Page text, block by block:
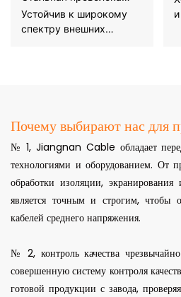
Бронированная
Устойчив к широкому
спектру внешних
Почему выбирают нас для
№ 1, Jiangnan Cable обладает
технологиями и оборудованием. От
обработки изоляции,
является точным и строгим, чтобы
кабелей среднего напряжения.
№ 2, контроль качества
совершенную систему контроля
готовой продукции с завода,